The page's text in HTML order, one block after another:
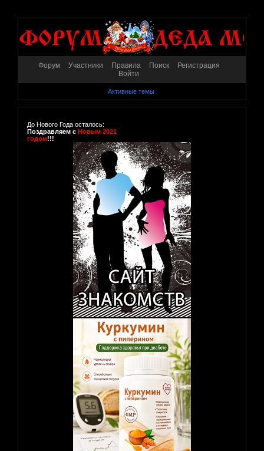
Форум Участники Правила Поиск
Регистрация
Войти
Активные темы
До Нового Года осталось:
Поздравляем с Новым 2021
годом!!!